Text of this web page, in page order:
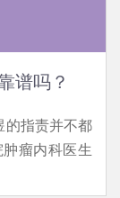
谱吗？
的指责并不都
瘤内科医生